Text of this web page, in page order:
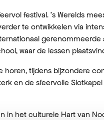
festival. ’s Werelds
te ontwikkelen via
gerenommeerde
waar de lessen
horen, tijdens bijzondere
en de sfeervolle
in het culturele Hart van